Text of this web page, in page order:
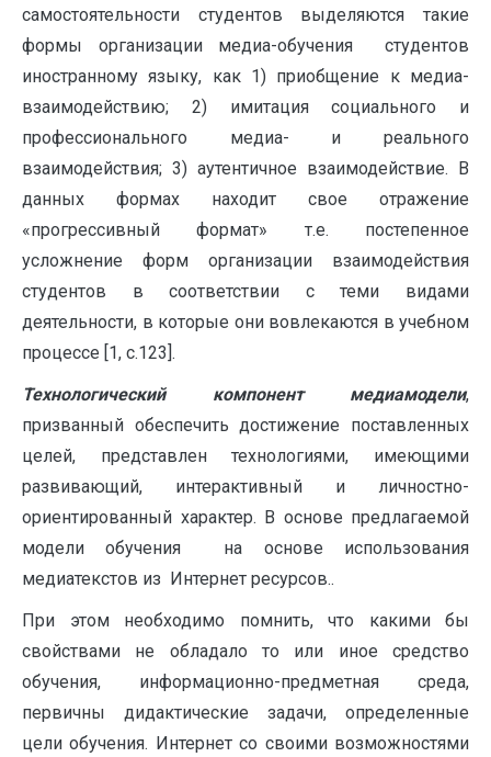
самостоятельности студентов выделяются такие
формы организации медиа-обучения студентов
иностранному языку, как 1) приобщение к медиа-
взаимодействию; 2) имитация социального и
профессионального медиа- и реального
взаимодействия; 3) аутентичное взаимодействие. В
данных формах находит свое отражение
«прогрессивный формат» т.е. постепенное
усложнение форм организации взаимодействия
студентов в соответствии с теми видами
деятельности, в которые они вовлекаются в учебном
процессе [1, с.123].
Технологический компонент медиамодели,
призванный обеспечить достижение поставленных
целей, представлен технологиями, имеющими
развивающий, интерактивный и личностно-
ориентированный характер. В основе предлагаемой
модели обучения на основе использования
медиатекстов из Интернет ресурсов..
При этом необходимо помнить, что какими бы
свойствами не обладало то или иное средство
обучения, информационно-предметная среда,
первичны дидактические задачи, определенные
цели обучения. Интернет со своими возможностями